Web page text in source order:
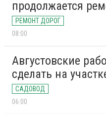
продолжается
РЕМОНТ ДОРОГ
08:00
Августовские
сделать на
САДОВОД
06:00